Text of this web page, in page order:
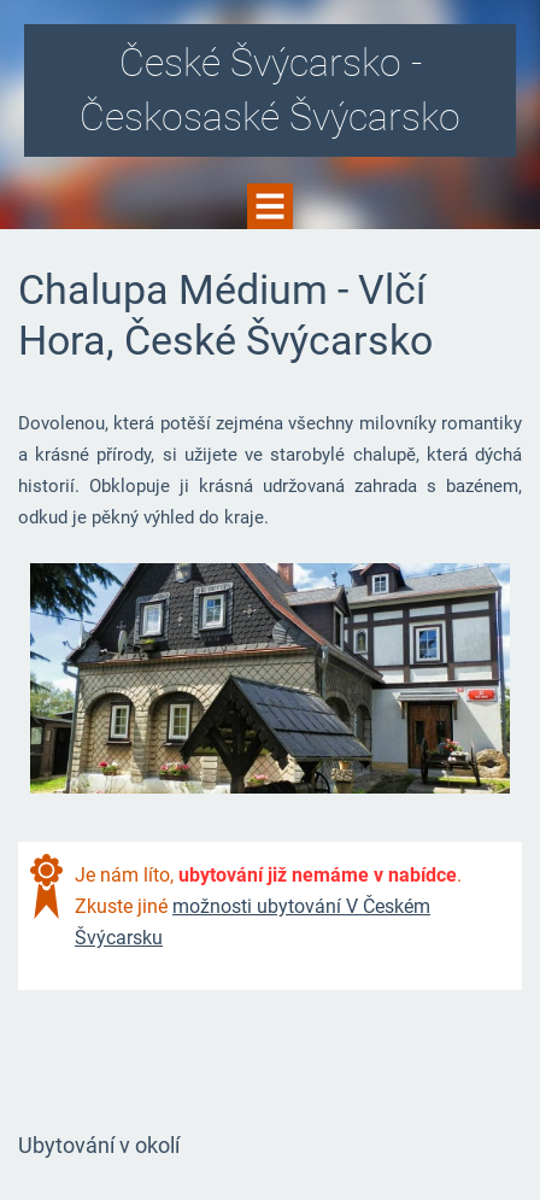
České Švýcarsko -
Českosaské Švýcarsko
Chalupa Médium - Vlčí
Hora, České Švýcarsko
Dovolenou, která potěší zejména všechny milovníky romantiky
a krásné přírody, si užijete ve starobylé chalupě, která dýchá
historií. Obklopuje ji krásná udržovaná zahrada s bazénem,
odkud je pěkný výhled do kraje.
Je nám líto, ubytování již nemáme v nabídce.
Zkuste jiné možnosti ubytování V Českém
Švýcarsku
Ubytování v okolí